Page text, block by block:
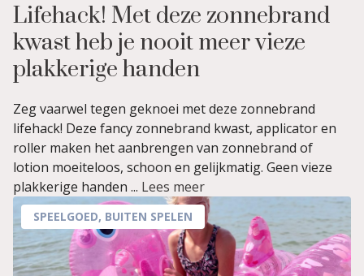
Lifehack! Met deze zonnebrand
kwast heb je nooit meer vieze
plakkerige handen
Zeg vaarwel tegen geknoei met deze zonnebrand
lifehack! Deze fancy zonnebrand kwast, applicator en
roller maken het aanbrengen van zonnebrand of
lotion moeiteloos, schoon en gelijkmatig. Geen vieze
plakkerige handen ... Lees meer
SPEELGOED, BUITEN SPELEN